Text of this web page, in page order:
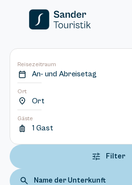
Reisezeitraum
An- und Abreisetag
Ort
Ort
Gäste
1 Gast
Filter
Name der Unterkunft